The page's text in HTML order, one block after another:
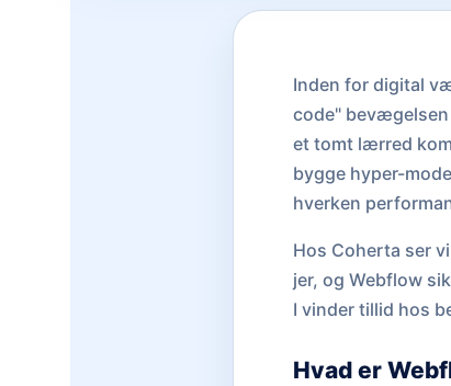
Inden for digital
code"
et tomt lærred
bygge hyper-
hverken
Hos Coherta ser
jer, og Webflow
I vinder tillid hos
Hvad er